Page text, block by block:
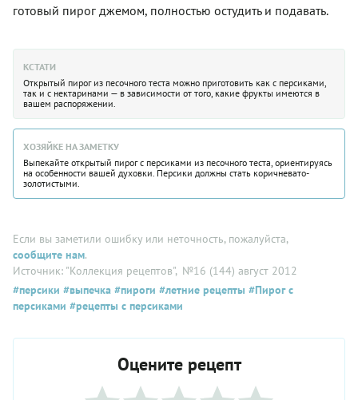
готовый пирог джемом, полностью остудить и подавать.
КСТАТИ
Открытый пирог из песочного теста можно приготовить как с персиками,
так и с нектаринами — в зависимости от того, какие фрукты имеются в
вашем распоряжении.
ХОЗЯЙКЕ НА ЗАМЕТКУ
Выпекайте открытый пирог с персиками из песочного теста, ориентируясь
на особенности вашей духовки. Персики должны стать коричневато-
золотистыми.
Если вы заметили ошибку или неточность, пожалуйста,
сообщите нам.
Источник: "Коллекция рецептов", №16 (144) август 2012
#персики #выпечка #пироги #летние рецепты #Пирог с
персиками #рецепты с персиками
Оцените рецепт